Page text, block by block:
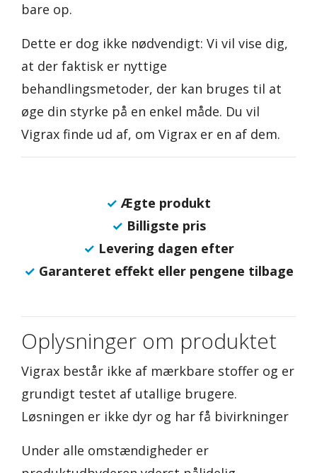
bare op.
Dette er dog ikke nødvendigt: Vi vil vise dig,
at der faktisk er nyttige
behandlingsmetoder, der kan bruges til at
øge din styrke på en enkel måde. Du vil
Vigrax finde ud af, om Vigrax er en af dem.
✓ Ægte produkt
✓ Billigste pris
✓ Levering dagen efter
✓ Garanteret effekt eller pengene tilbage
Oplysninger om produktet
Vigrax består ikke af mærkbare stoffer og er
grundigt testet af utallige brugere.
Løsningen er ikke dyr og har få bivirkninger
Under alle omstændigheder er